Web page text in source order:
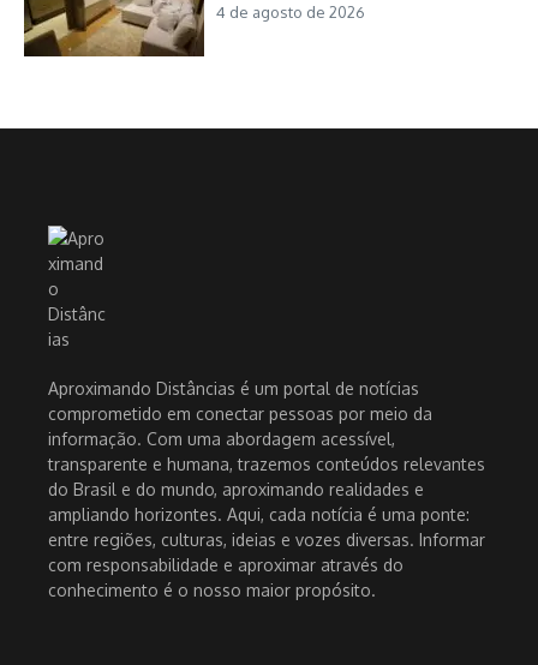
4 de agosto de 2026
Aproximando Distâncias é um portal de notícias
comprometido em conectar pessoas por meio da
informação. Com uma abordagem acessível,
transparente e humana, trazemos conteúdos relevantes
do Brasil e do mundo, aproximando realidades e
ampliando horizontes. Aqui, cada notícia é uma ponte:
entre regiões, culturas, ideias e vozes diversas. Informar
com responsabilidade e aproximar através do
conhecimento é o nosso maior propósito.